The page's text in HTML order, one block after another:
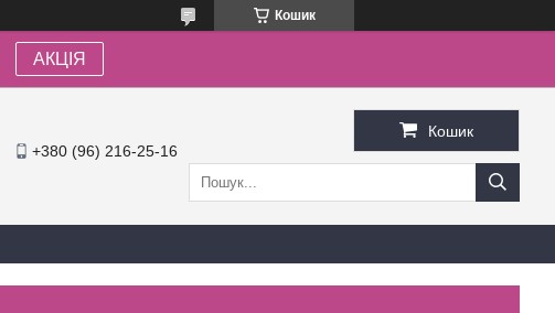
Кошик
АКЦІЯ
+380 (96) 216-25-16
Кошик